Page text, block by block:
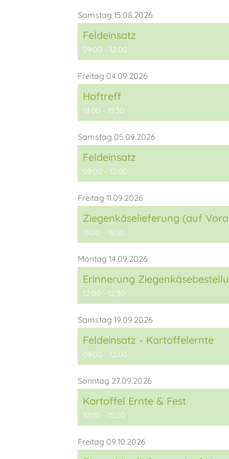
Samstag 15.08.2026
Feldeinsatz
09:00 - 12:00
Freitag 04.09.2026
Hoftreff
18:00 - 19:30
Samstag 05.09.2026
Feldeinsatz
09:00 - 12:00
Freitag 11.09.2026
Ziegenkäselieferung (auf
15:00 - 18:00
Montag 14.09.2026
Erinnerung
12:00 - 12:30
Samstag 19.09.2026
Feldeinsatz - Kartoffelernte
09:00 - 12:00
Sonntag 27.09.2026
Kartoffel Ernte & Fest
10:00 - 15:00
Freitag 09.10.2026